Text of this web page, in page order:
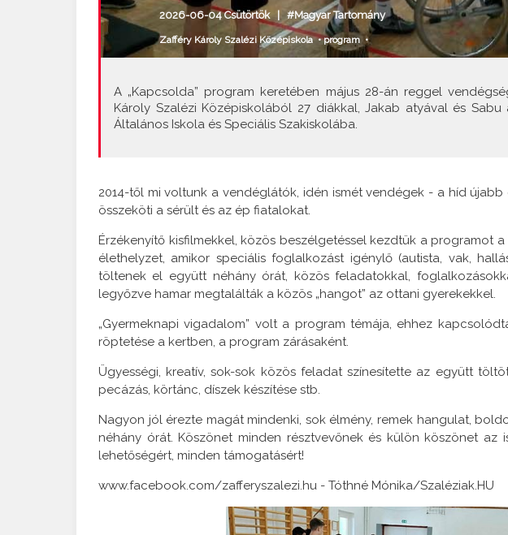
2026-06-04 Csütörtök |#Magyar Tartomány
Zafféry Károly Szalézi Középiskola•program•
A „Kapcsolda” program keretében május 28-án reggel
Károly Szalézi Középiskolából 27 diákkal, Jakab atyával és
Általános Iskola és Speciális Szakiskolába.
2014-től mi voltunk a vendéglátók, idén ismét vendégek - a híd
összeköti a sérült és az ép fiatalokat.
Érzékenyítő kisfilmekkel, közös beszélgetéssel kezdtük a programot
élethelyzet, amikor speciális foglalkozást igénylő (autista, vak,
töltenek el együtt néhány órát, közös feladatokkal,
legyőzve hamar megtalálták a közös „hangot” az ottani gyerekekkel.
„Gyermeknapi vigadalom” volt a program témája, ehhez
röptetése a kertben, a program zárásaként.
Ügyességi, kreatív, sok-sok közös feladat színesítette az együtt
pecázás, körtánc, díszek készítése stb.
Nagyon jól érezte magát mindenki, sok élmény, remek hangulat,
néhány órát. Köszönet minden résztvevőnek és külön köszönet az
lehetőségért, minden támogatásért!
www.facebook.com/zafferyszalezi.hu - Tóthné Mónika/Szaléziak.HU